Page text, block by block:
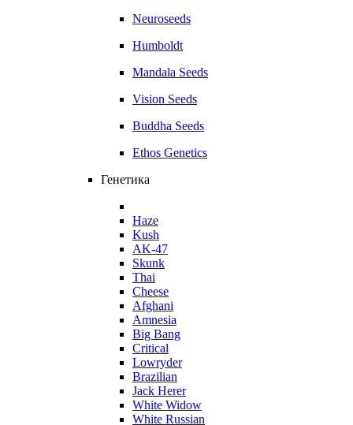
Neuroseeds
Humboldt
Mandala Seeds
Vision Seeds
Buddha Seeds
Ethos Genetics
Генетика
Haze
Kush
AK-47
Skunk
Thai
Cheese
Afghani
Amnesia
Big Bang
Critical
Lowryder
Brazilian
Jack Herer
White Widow
White Russian